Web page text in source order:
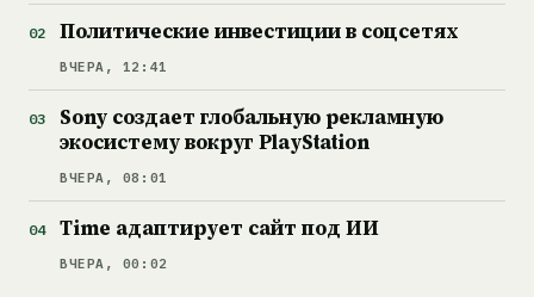
Политические инвестиции в соцсетях
ВЧЕРА, 12:41
Sony создает глобальную рекламную
экосистему вокруг PlayStation
ВЧЕРА, 08:01
Time адаптирует сайт под ИИ
ВЧЕРА, 00:02